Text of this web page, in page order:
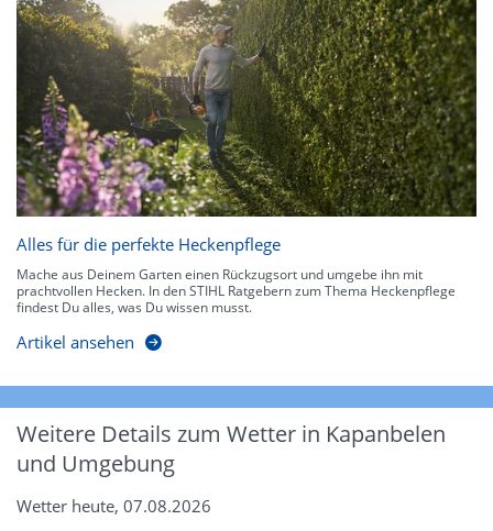
Alles für die perfekte Heckenpflege
Mache aus Deinem Garten einen Rückzugsort und umgebe ihn mit
prachtvollen Hecken. In den STIHL Ratgebern zum Thema Heckenpflege
findest Du alles, was Du wissen musst.
Artikel ansehen
Weitere Details zum Wetter in Kapanbelen
und Umgebung
Wetter heute, 07.08.2026